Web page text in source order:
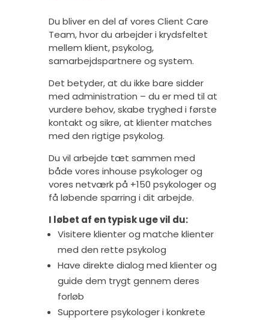
Du bliver en del af vores Client Care
Team, hvor du arbejder i krydsfeltet
mellem klient, psykolog,
samarbejdspartnere og system.
Det betyder, at du ikke bare sidder
med administration – du er med til at
vurdere behov, skabe tryghed i første
kontakt og sikre, at klienter matches
med den rigtige psykolog.
Du vil arbejde tæt sammen med
både vores inhouse psykologer og
vores netværk på +150 psykologer og
få løbende sparring i dit arbejde.
I løbet af en typisk uge vil du:
Visitere klienter og matche klienter
med den rette psykolog
Have direkte dialog med klienter og
guide dem trygt gennem deres
forløb
Supportere psykologer i konkrete